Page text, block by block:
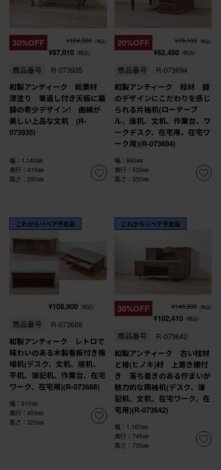
30%OFF ¥124,300 (税込)
¥87,010 (税込)
商品番号 R-073935
和製アンティーク 総栗材
漆塗り 筆返し付き天板に猫
脚の希少デザイン! 曲線が
美しい上品な文机 (R-
073935)
幅：1,140㎜
奥行：410㎜
高さ：290㎜
20%OFF ¥78,100 (税込)
¥62,480 (税込)
商品番号 R-073694
和製アンティーク 栓材 脚
のデザインにこだわりを感じ
られる片袖机(ローテーブ
ル、座机、文机、作業台、ワ
ークデスク、在宅用、在宅ワ
ーク用)(R-073694)
幅：845㎜
奥行：530㎜
高さ：335㎜
これからリペア予定品
¥108,900 (税込)
商品番号 R-073688
和製アンティーク レトロで
味わいのある木製看板付き帳
場机(デスク、文机、座机、
平机、簿記机、作業台、在宅
ワーク、在宅用)(R-073688)
幅：910㎜
奥行：455㎜
高さ：320㎜
これからリペア予定品
30%OFF ¥146,300 (税込)
¥102,410 (税込)
商品番号 R-073642
和製アンティーク 古い栓材
と檜(ヒノキ)材 上置き棚付
き 落ち着きのある佇まいが
魅力的な両袖机(デスク、簿
記机、文机、在宅ワーク、在
宅用)(R-073642)
幅：1,160㎜
奥行：745㎜
高さ：705㎜